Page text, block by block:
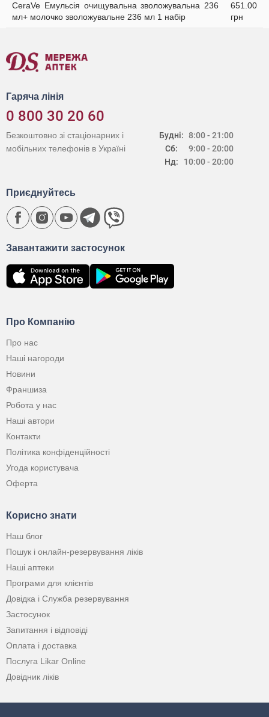
CeraVe Емульсія очищувальна зволожувальна 236
мл+ молочко зволожувальне 236 мл 1 набір
651.00
грн
Гаряча лінія
0 800 30 20 60
Будні:
Сб:
Нд:
8:00 - 21:00
9:00 - 20:00
10:00 - 20:00
Безкоштовно зі стаціонарних і
мобільних телефонів в Україні
Про Компанію
Про нас
Наші нагороди
Новини
Франшиза
Робота у нас
Наші автори
Контакти
Політика конфіденційності
Угода користувача
Оферта
Корисно знати
Наш блог
Пошук і онлайн-резервування ліків
Наші аптеки
Програми для клієнтів
Довідка і Служба резервування
Застосунок
Запитання і відповіді
Оплата і доставка
Послуга Likar Online
Довідник ліків
Завантажити застосунок
Приєднуйтесь